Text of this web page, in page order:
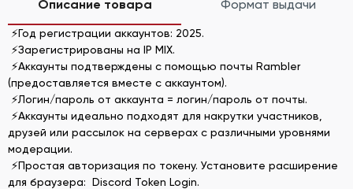
Описание товара Формат выдачи
⚡Год регистрации аккаунтов: 2025.
⚡Зарегистрированы на IP MIX.
⚡Аккаунты подтверждены с помощью почты Rambler
(предоставляется вместе с аккаунтом).
⚡Логин/пароль от аккаунта = логин/пароль от почты.
⚡Аккаунты идеально подходят для накрутки участников,
друзей или рассылок на серверах с различными уровнями
модерации.
⚡Простая авторизация по токену. Установите расширение
для браузера: Discord Token Login.